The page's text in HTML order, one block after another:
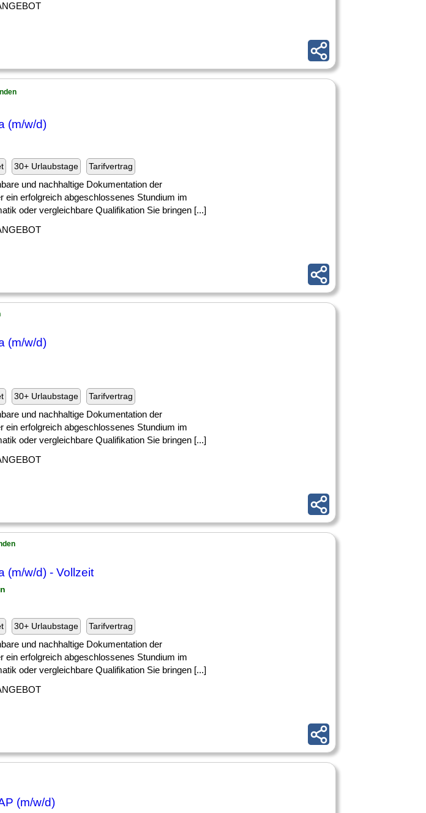
(m/w/d)
30+ Urlaubstage Tarifvertrag
und nachhaltige Dokumentation der
ein erfolgreich abgeschlossenes Stundium im
oder vergleichbare Qualifikation Sie bringen [...]
(m/w/d)
30+ Urlaubstage Tarifvertrag
und nachhaltige Dokumentation der
ein erfolgreich abgeschlossenes Stundium im
oder vergleichbare Qualifikation Sie bringen [...]
(m/w/d) - Vollzeit
30+ Urlaubstage Tarifvertrag
und nachhaltige Dokumentation der
ein erfolgreich abgeschlossenes Stundium im
oder vergleichbare Qualifikation Sie bringen [...]
(m/w/d)